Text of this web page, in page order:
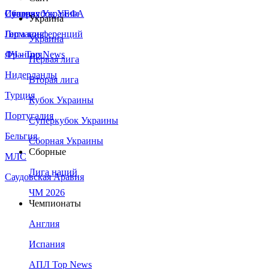
Сборная Украины
Италия
Германия
Франция
Нидерланды
Турция
Португалия
Бельгия
МЛС
Саудовская Аравия
Суперкубок УЕФА
Лига конференций
ЛЧ - Top News
Украина
Украина
Первая лига
Вторая лига
Кубок Украины
Суперкубок Украины
Сборная Украины
Сборные
Лига наций
ЧМ 2026
Чемпионаты
Англия
Испания
АПЛ Top News